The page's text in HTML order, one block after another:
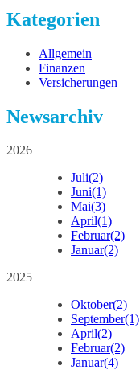
Kategorien
Allgemein
Finanzen
Versicherungen
Newsarchiv
2026
Juli(2)
Juni(1)
Mai(3)
April(1)
Februar(2)
Januar(2)
2025
Oktober(2)
September(1)
April(2)
Februar(2)
Januar(4)